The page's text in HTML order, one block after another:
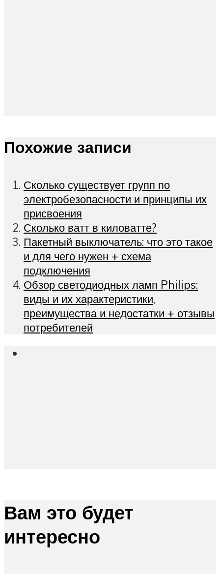
Похожие записи
Сколько существует групп по
электробезопасности и принципы их
присвоения
Сколько ватт в киловатте?
Пакетный выключатель: что это такое
и для чего нужен + схема
подключения
Обзор светодиодных ламп Philips:
виды и их характеристики,
преимущества и недостатки + отзывы
потребителей
Вам это будет
интересно